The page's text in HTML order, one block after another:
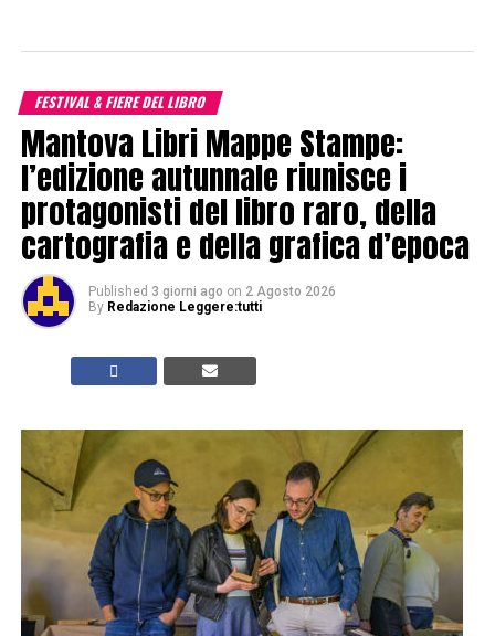
FESTIVAL & FIERE DEL LIBRO
Mantova Libri Mappe Stampe:
l’edizione autunnale riunisce i
protagonisti del libro raro, della
cartografia e della grafica d’epoca
Published 3 giorni ago on 2 Agosto 2026
By Redazione Leggere:tutti